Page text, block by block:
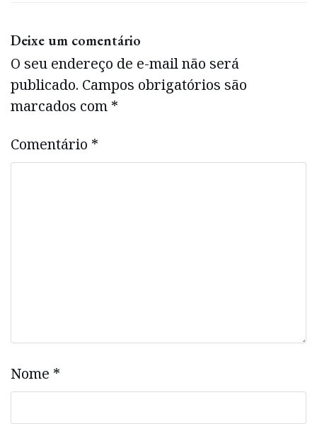
Deixe um comentário
O seu endereço de e-mail não será
publicado. Campos obrigatórios são
marcados com *
Comentário *
Nome *